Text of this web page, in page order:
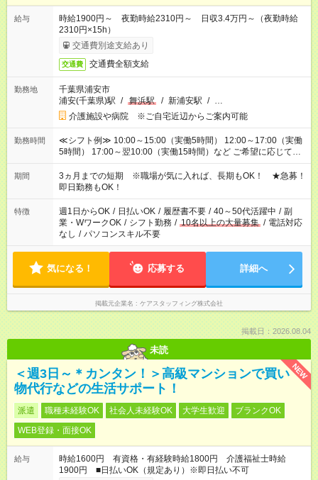
給与
時給1900円～ 夜勤時給2310円～ 日収3.4万円～（夜勤時給
2310円×15h）
交通費別途支給あり
交通費 交通費全額支給
勤務地
千葉県浦安市
浦安(千葉県)駅 / 舞浜駅 / 新浦安駅 / …
介護施設や病院 ※ご自宅近辺からご案内可能
勤務時間
≪シフト例≫ 10:00～15:00（実働5時間） 12:00～17:00（実働
5時間） 17:00～翌10:00（実働15時間）など ご希望に応じて、
働く時間は調整できます！ お気軽に担当へ相談ください！
期間
3ヵ月までの短期 ※職場が気に入れば、長期もOK！ ★急募！
即日勤務もOK！
特徴 週1日からOK / 日払いOK / 履歴書不要 / 40～50代活躍中 / 副
業・WワークOK / シフト勤務 / 10名以上の大量募集 / 電話対応
なし / パソコンスキル不要
気になる！ 応募する 詳細へ
掲載元企業名 ケアスタッフィング株式会社
掲載日：2026.08.04
未読
NEW
＜週3日～＊カンタン！＞高級マンションで買い
物代行などの生活サポート！
派遣 職種未経験OK 社会人未経験OK 大学生歓迎
ブランクOK
WEB登録・面接OK
給与
時給1600円 有資格・有経験時給1800円 介護福祉士時給
1900円 ■日払いOK（規定あり）※即日払い不可